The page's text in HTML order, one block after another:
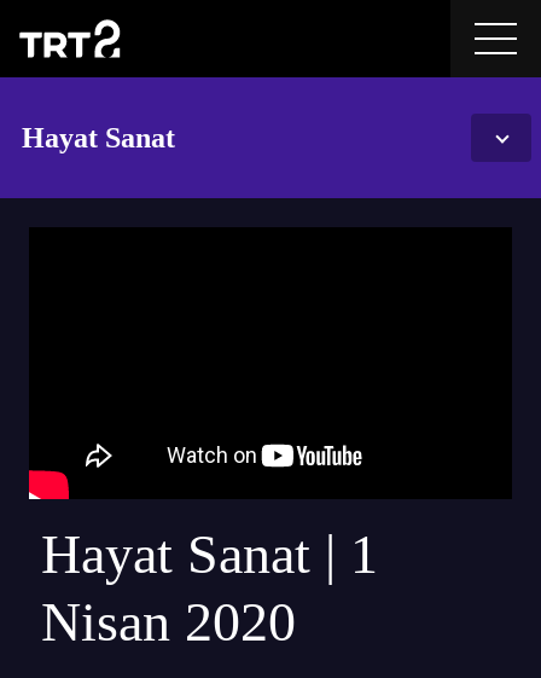
Hayat Sanat
Hayat Sanat | 1
Nisan 2020